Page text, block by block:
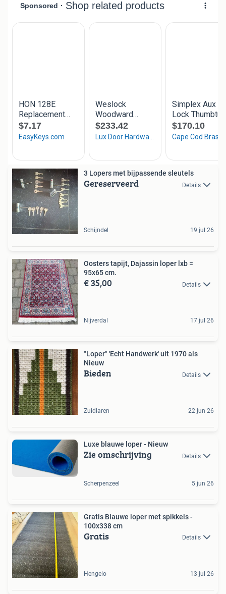
3 Lopers met bijpassende sleutels
Gereserveerd Details
Schijndel 19 jul 26
Oosters tapijt, Dajassin loper lxb =
95x65 cm.
€ 35,00 Details
Nijverdal 17 jul 26
"Loper" 'Echt Handwerk' uit 1970 als
Nieuw
Bieden Details
Zuidlaren 22 jun 26
Luxe blauwe loper - Nieuw
Zie omschrijving Details
Scherpenzeel 5 jun 26
Gratis Blauwe loper met spikkels -
100x338 cm
Gratis Details
Hengelo 13 jul 26